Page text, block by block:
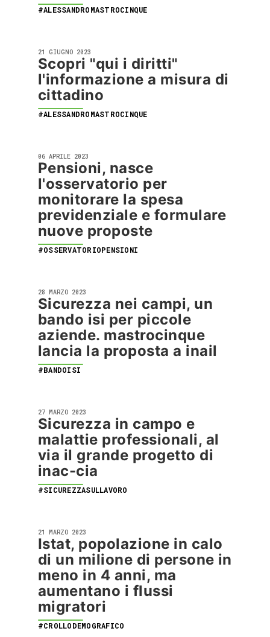
#ALESSANDROMASTROCINQUE
21 GIUGNO 2023
Scopri "qui i diritti"
l'informazione a misura di
cittadino
#ALESSANDROMASTROCINQUE
06 APRILE 2023
Pensioni, nasce
l'osservatorio per
monitorare la spesa
previdenziale e formulare
nuove proposte
#OSSERVATORIOPENSIONI
28 MARZO 2023
Sicurezza nei campi, un
bando isi per piccole
aziende. mastrocinque
lancia la proposta a inail
#BANDOISI
27 MARZO 2023
Sicurezza in campo e
malattie professionali, al
via il grande progetto di
inac-cia
#SICUREZZASULLAVORO
21 MARZO 2023
Istat, popolazione in calo
di un milione di persone in
meno in 4 anni, ma
aumentano i flussi
migratori
#CROLLODEMOGRAFICO